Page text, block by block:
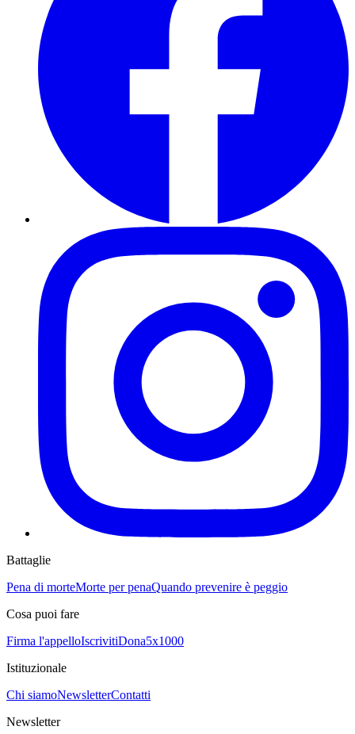
Battaglie
Pena di morteMorte per penaQuando prevenire è peggio
Cosa puoi fare
Firma l'appelloIscrivitiDona5x1000
Istituzionale
Chi siamoNewsletterContatti
Newsletter